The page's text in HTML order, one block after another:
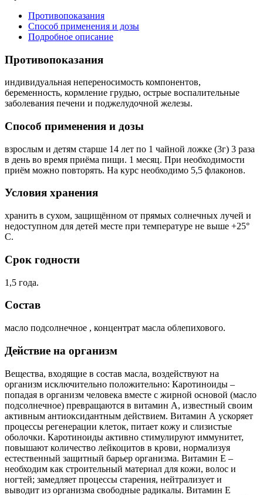
Противопоказания
Способ применения и дозы
Подробное описание
Противопоказания
индивидуальная непереносимость компонентов,
беременность, кормление грудью, острые воспалительные
заболевания печени и поджелудочной железы.
Способ применения и дозы
взрослым и детям старше 14 лет по 1 чайной ложке (3г) 3 раза
в день во время приёма пищи. 1 месяц. При необходимости
приём можно повторять. На курс необходимо 5,5 флаконов.
Условия хранения
хранить в сухом, защищённом от прямых солнечных лучей и
недоступном для детей месте при температуре не выше +25°
С.
Срок годности
1,5 года.
Состав
масло подсолнечное , концентрат масла облепихового.
Действие на организм
Вещества, входящие в состав масла, воздействуют на
организм исключительно положительно: Каротиноиды –
попадая в организм человека вместе с жирной основой (масло
подсолнечное) превращаются в витамин А, известный своим
активным антиоксидантным действием. Витамин А ускоряет
процессы регенерации клеток, питает кожу и слизистые
оболочки. Каротиноиды активно стимулируют иммунитет,
повышают количество лейкоцитов в крови, нормализуя
естественный защитный барьер организма. Витамин Е –
необходим как строительный материал для кожи, волос и
ногтей; замедляет процессы старения, нейтрализует и
выводит из организма свободные радикалы. Витамин Е